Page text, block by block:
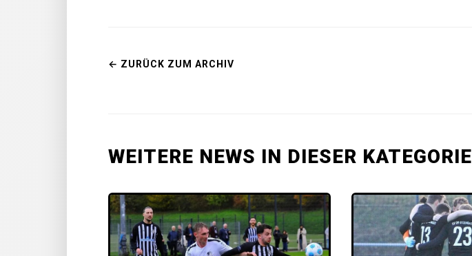
← ZURÜCK ZUM ARCHIV
WEITERE NEWS IN DIESER KATEGORIE